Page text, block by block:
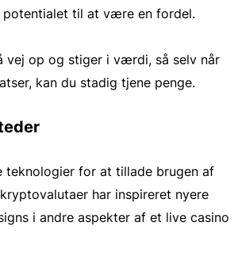
potentialet til at være en fordel.
vej op og stiger i værdi, så selv når
kan du stadig tjene penge.
teknologier for at tillade brugen af
har inspireret nyere
i andre aspekter af et live casino